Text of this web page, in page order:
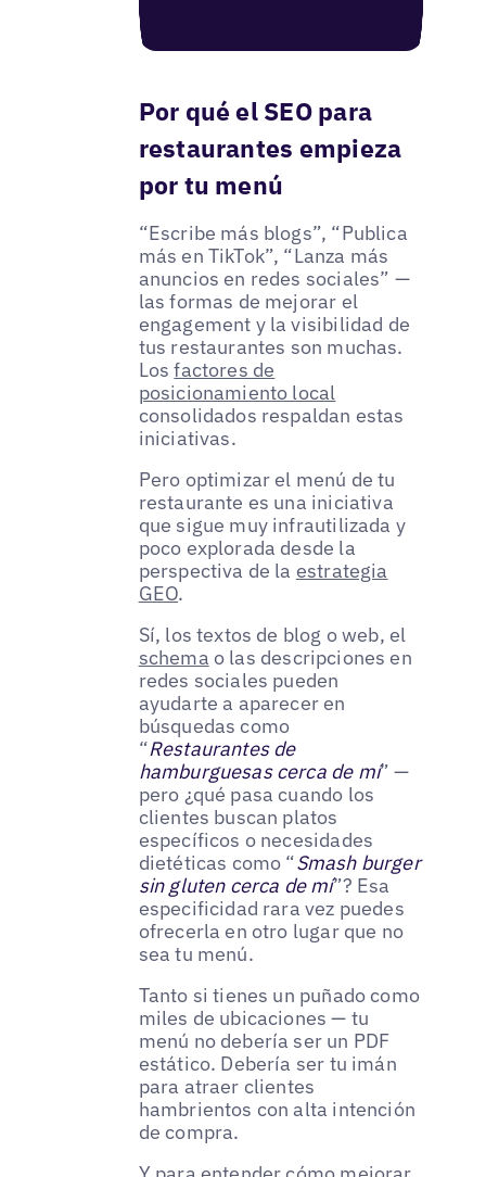
Por qué el SEO para
restaurantes empieza
por tu menú
“Escribe más blogs”, “Publica
más en TikTok”, “Lanza más
anuncios en redes sociales” —
las formas de mejorar el
engagement y la visibilidad de
tus restaurantes son muchas.
Losfactores de
posicionamiento local
consolidados respaldan estas
iniciativas.
Pero optimizar el menú de tu
restaurante es una iniciativa
que sigue muy infrautilizada y
poco explorada desde la
perspectiva de la estrategia
GEO.
Sí, los textos de blog o web, el
schema o las descripciones en
redes sociales pueden
ayudarte a aparecer en
búsquedas como
“Restaurantes de
hamburguesas cerca de mí” —
pero ¿qué pasa cuando los
clientes buscan platos
específicos o necesidades
dietéticas como “Smash burger
sin gluten cerca de mí”? Esa
especificidad rara vez puedes
ofrecerla en otro lugar que no
sea tu menú.
Tanto si tienes un puñado como
miles de ubicaciones — tu
menú no debería ser un PDF
estático. Debería ser tu imán
para atraer clientes
hambrientos con alta intención
de compra.